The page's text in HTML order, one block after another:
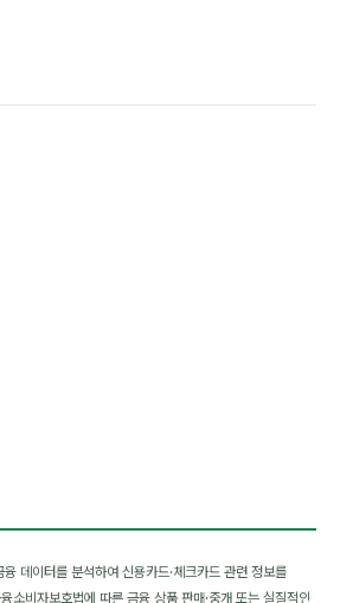
데이터를 분석하여 신용카드·체크카드 관련 정보를
소비자보호법에 따른 금융 상품 판매·중개 또는 실질적인